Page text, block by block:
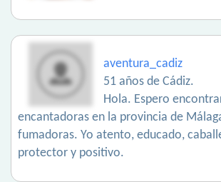
aventura_cadiz
51 años de Cádiz.
Hola. Espero
encantadoras en la provincia de
fumadoras. Yo atento, educado,
protector y positivo.